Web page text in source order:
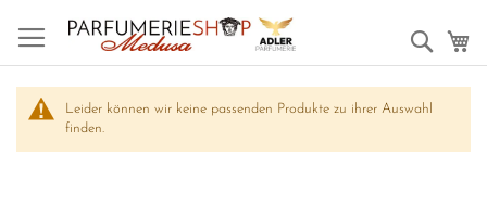
Leider können wir keine passenden Produkte zu ihrer Auswahl
finden.